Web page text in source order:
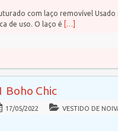
com laço removível
de uso. O laço é […]
Boho Chic
17/05/2022 VESTIDO DE